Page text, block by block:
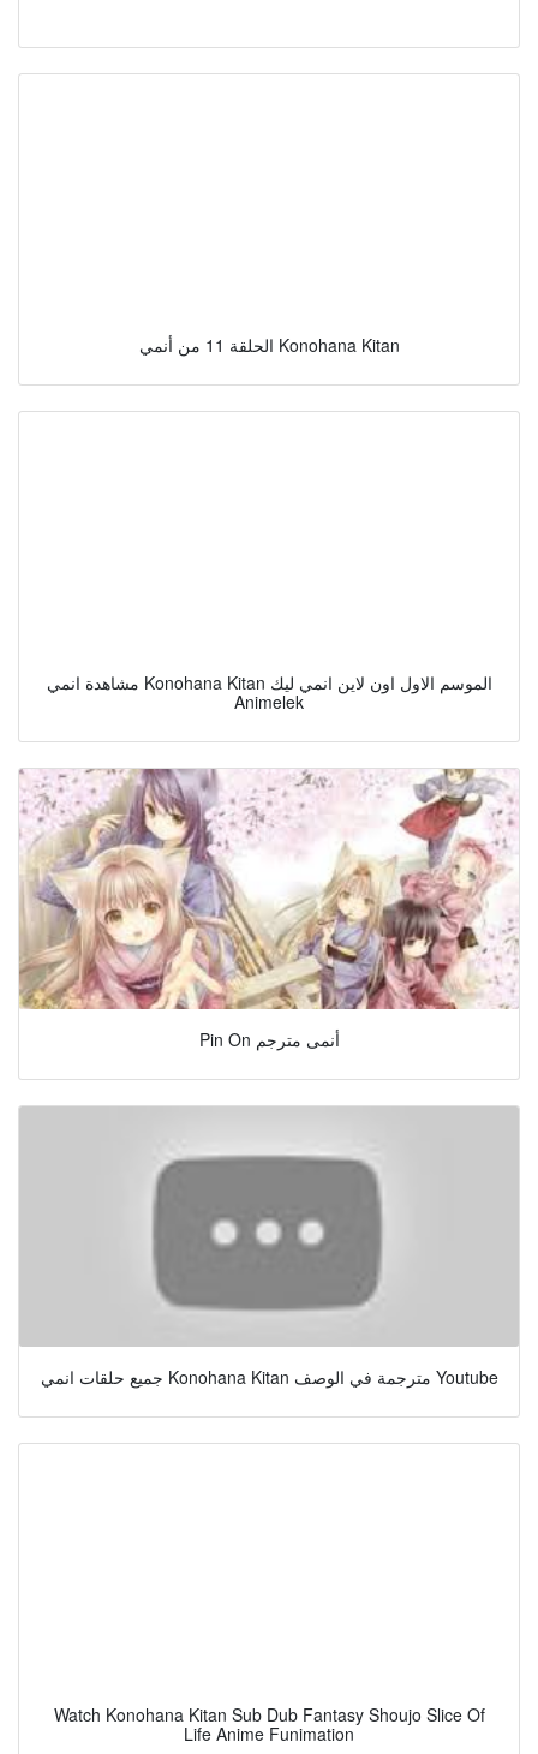
الحلقة 11 من أنمي Konohana Kitan
مشاهدة انمي Konohana Kitan الموسم الاول اون لاين انمي ليك
Animelek
Pin On أنمى مترجم
جميع حلقات انمي Konohana Kitan مترجمة في الوصف Youtube
Watch Konohana Kitan Sub Dub Fantasy Shoujo Slice Of
Life Anime Funimation